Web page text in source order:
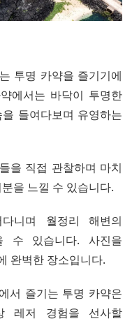
투명 카약을 즐기기에
에서는 바닥이 투명한
들여다보며 유영하는
을 직접 관찰하며 마치
을 느낄 수 있습니다.
니며 월정리 해변의
수 있습니다. 사진을
완벽한 장소입니다.
서 즐기는 투명 카약은
레저 경험을 선사할